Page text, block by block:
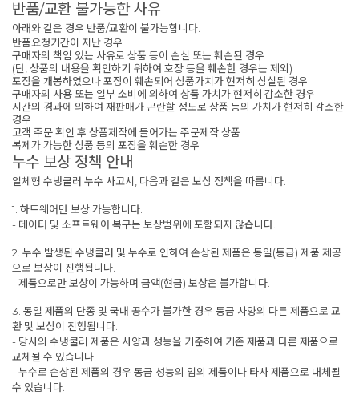
반품/교환 불가능한 사유
아래와 같은 경우 반품/교환이 불가능합니다.
반품요청기간이 지난 경우
구매자의 책임 있는 사유로 상품 등이 손실 또는 훼손된 경우
(단, 상품의 내용을 확인하기 위하여 호장 등을 훼손한 경우는 제외)
포장을 개봉하였으나 포장이 훼손되어 상품가치가 현저히 상실된 경우
구매자의 사용 또는 일부 소비에 의하여 상품 가치가 현저히 감소한 경우
시간의 경과에 의하여 재판매가 곤란할 정도로 상품 등의 가치가 현저히 감소한
경우
고객 주문 확인 후 상품제작에 들어가는 주문제작 상품
복제가 가능한 상품 등의 포장을 훼손한 경우
누수 보상 정책 안내
일체형 수냉쿨러 누수 사고시, 다음과 같은 보상 정책을 따릅니다.
1. 하드웨어만 보상 가능합니다.
- 데이터 및 소프트웨어 복구는 보상범위에 포함되지 않습니다.
2. 누수 발생된 수냉쿨러 및 누수로 인하여 손상된 제품은 동일(동급) 제품 제공
으로 보상이 진행됩니다.
- 제품으로만 보상이 가능하며 금액(현금) 보상은 불가합니다.
3. 동일 제품의 단종 및 국내 공수가 불가한 경우 동급 사양의 다른 제품으로 교
환 및 보상이 진행됩니다.
- 당사의 수냉쿨러 제품은 사양과 성능을 기준하여 기존 제품과 다른 제품으로
교체될 수 있습니다.
- 누수로 손상된 제품의 경우 동급 성능의 임의 제품이나 타사 제품으로 대체될
수 있습니다.